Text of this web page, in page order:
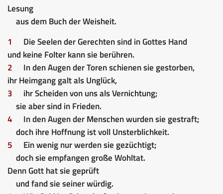
Lesung
aus dem Buch der Weisheit.
1
Die Seelen der Gerechten sind in Gottes Hand
und keine Folter kann sie berühren.
2
In den Augen der Toren schienen sie gestorben,
ihr Heimgang galt als Unglück,
3
ihr Scheiden von uns als Vernichtung;
sie aber sind in Frieden.
4
In den Augen der Menschen wurden sie gestraft;
doch ihre Hoffnung ist voll Unsterblichkeit.
5
Ein wenig nur werden sie gezüchtigt;
doch sie empfangen große Wohltat.
Denn Gott hat sie geprüft
und fand sie seiner würdig.